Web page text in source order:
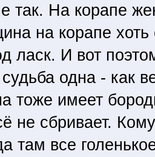
так. На корапе
на корапе хоть
ласк. И вот
одна - как
тоже имеет
не сбривает.
там все